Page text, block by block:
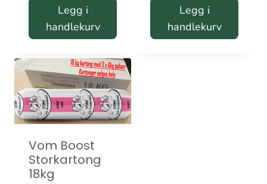
Legg i
handlekurv
Legg i
handlekurv
Vom Boost
Storkartong
18kg